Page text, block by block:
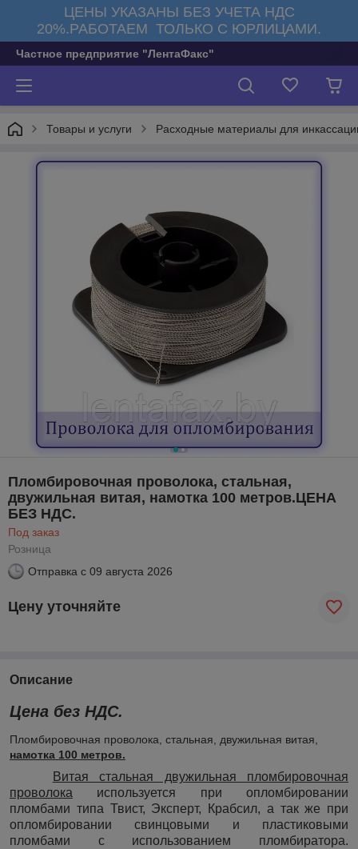
ЦЕНЫ УКАЗАНЫ БЕЗ УЧЕТА НДС
20%.РАБОТАЕМ ТОЛЬКО С ЮРЛИЦАМИ.
Частное предприятие "ЛентаФакс"
Товары и услуги Расходные материалы для
Пломбировочная проволока, стальная,
двужильная витая, намотка 100 метров.ЦЕНА
БЕЗ НДС.
Под заказ
Розница
Отправка с 09 августа 2026
Цену уточняйте
Описание
Цена без НДС.
Пломбировочная проволока, стальная, двужильная витая,
намотка 100 метров.​
Витая стальная двужильная пломбировочная
проволока используется при опломбировании
пломбами типа Твист, Эксперт, Крабсил, а так же при
опломбировании свинцовыми и пластиковыми
пломбами с использованием пломбиратора.